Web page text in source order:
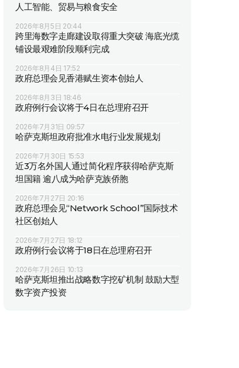
人工智能、贸易与粮食安全
2026年8月5日 20:44
跨里海数字走廊建设取得重大突破 海底光缆
铺设最艰难阶段顺利完成
2026年8月4日 17:52
政府总理会见香港赋生资本创始人
2026年8月3日 18:46
政府例行会议将于4日在总理府召开
2026年7月31日 09:57
哈萨克斯坦政府批准水电行业发展规划
2026年7月30日 15:53
近3万名外国人通过简化程序获得哈萨克斯
坦国籍 逾八成为哈萨克族侨胞
2026年7月27日 20:16
政府总理会见“Network School”国际技术
社区创始人
2026年7月27日 18:12
政府例行会议将于18日在总理府召开
2026年7月26日 10:13
哈萨克斯坦推出战略数字挖矿机制 鼓励大型
数字资产投资